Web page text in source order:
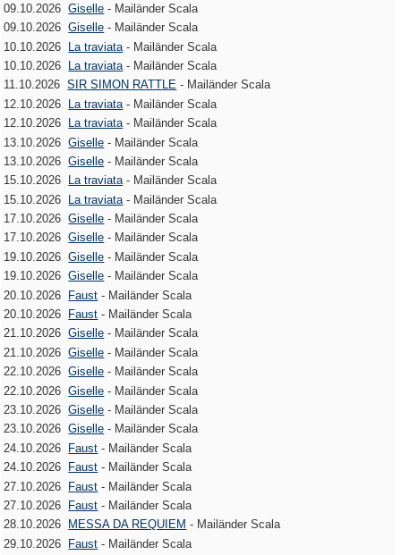
09.10.2026Giselle - Mailänder Scala
09.10.2026Giselle - Mailänder Scala
10.10.2026 La traviata - Mailänder Scala
10.10.2026
La traviata - Mailänder Scala
11.10.2026SIR SIMON RATTLE - Mailänder Scala
12.10.2026 La traviata - Mailänder Scala
12.10.2026
La traviata- Mailänder Scala
13.10.2026Giselle - Mailänder Scala
13.10.2026Giselle - Mailänder Scala
15.10.2026
La traviata- Mailänder Scala
15.10.2026 La traviata - Mailänder Scala
17.10.2026Giselle - Mailänder Scala
17.10.2026Giselle - Mailänder Scala
19.10.2026Giselle - Mailänder Scala
19.10.2026Giselle - Mailänder Scala
20.10.2026 Faust - Mailänder Scala
20.10.2026
Faust - Mailänder Scala
21.10.2026Giselle - Mailänder Scala
21.10.2026Giselle - Mailänder Scala
22.10.2026Giselle - Mailänder Scala
22.10.2026Giselle - Mailänder Scala
23.10.2026Giselle - Mailänder Scala
23.10.2026Giselle - Mailänder Scala
24.10.2026
Faust - Mailänder Scala
24.10.2026
Faust - Mailänder Scala
27.10.2026 Faust - Mailänder Scala
27.10.2026
Faust - Mailänder Scala
28.10.2026
MESSA DA REQUIEM - Mailänder Scala
29.10.2026 Faust - Mailänder Scala